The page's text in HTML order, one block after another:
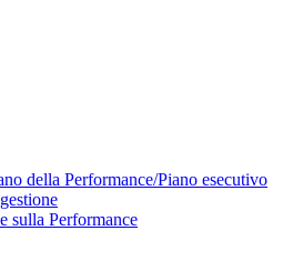
della Performance/Piano esecutivo
sulla Performance